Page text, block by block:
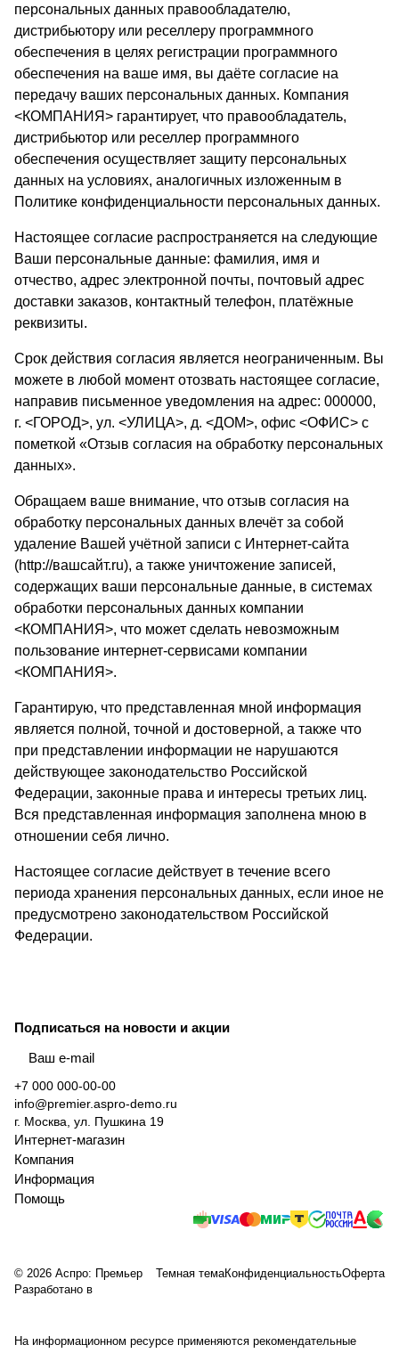
персональных данных правообладателю,
дистрибьютору или реселлеру программного
обеспечения в целях регистрации программного
обеспечения на ваше имя, вы даёте согласие на
передачу ваших персональных данных. Компания
<КОМПАНИЯ> гарантирует, что правообладатель,
дистрибьютор или реселлер программного
обеспечения осуществляет защиту персональных
данных на условиях, аналогичных изложенным в
Политике конфиденциальности персональных данных.
Настоящее согласие распространяется на следующие
Ваши персональные данные: фамилия, имя и
отчество, адрес электронной почты, почтовый адрес
доставки заказов, контактный телефон, платёжные
реквизиты.
Срок действия согласия является неограниченным. Вы
можете в любой момент отозвать настоящее согласие,
направив письменное уведомления на адрес: 000000,
г. <ГОРОД>, ул. <УЛИЦА>, д. <ДОМ>, офис <ОФИС> с
пометкой «Отзыв согласия на обработку персональных
данных».
Обращаем ваше внимание, что отзыв согласия на
обработку персональных данных влечёт за собой
удаление Вашей учётной записи с Интернет-сайта
(http://вашсайт.ru), а также уничтожение записей,
содержащих ваши персональные данные, в системах
обработки персональных данных компании
<КОМПАНИЯ>, что может сделать невозможным
пользование интернет-сервисами компании
<КОМПАНИЯ>.
Гарантирую, что представленная мной информация
является полной, точной и достоверной, а также что
при представлении информации не нарушаются
действующее законодательство Российской
Федерации, законные права и интересы третьих лиц.
Вся представленная информация заполнена мною в
отношении себя лично.
Настоящее согласие действует в течение всего
периода хранения персональных данных, если иное не
предусмотрено законодательством Российской
Федерации.
Подписаться на новости и акции
+7 000 000-00-00
info@premier.aspro-demo.ru
г. Москва, ул. Пушкина 19
Интернет-магазин
Компания
Информация
Помощь
© 2026 Аспро: Премьер Темная темаКонфиденциальностьОферта
Разработано в
На информационном ресурсе применяются рекомендательные